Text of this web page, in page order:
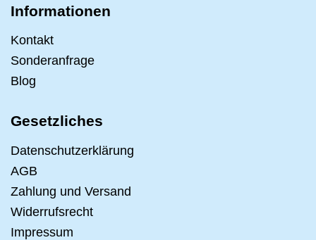
Informationen
Kontakt
Sonderanfrage
Blog
Gesetzliches
Datenschutzerklärung
AGB
Zahlung und Versand
Widerrufsrecht
Impressum